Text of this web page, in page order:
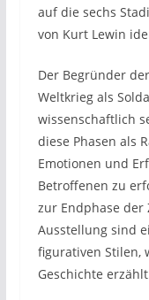
auf die sechs
von Kurt Lewin
Der Begründer
Weltkrieg als
wissenschaftlich
diese Phasen als
Emotionen und
Betroffenen zu
zur Endphase der
Ausstellung sind
figurativen Stilen,
Geschichte